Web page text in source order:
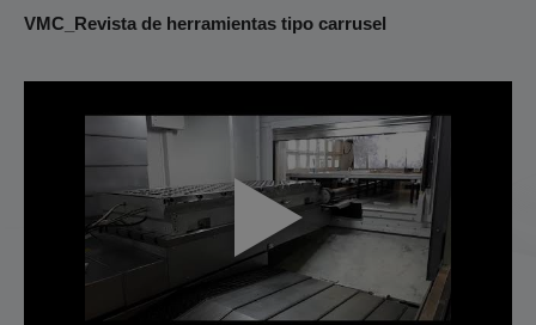
VMC_Revista de herramientas tipo carrusel